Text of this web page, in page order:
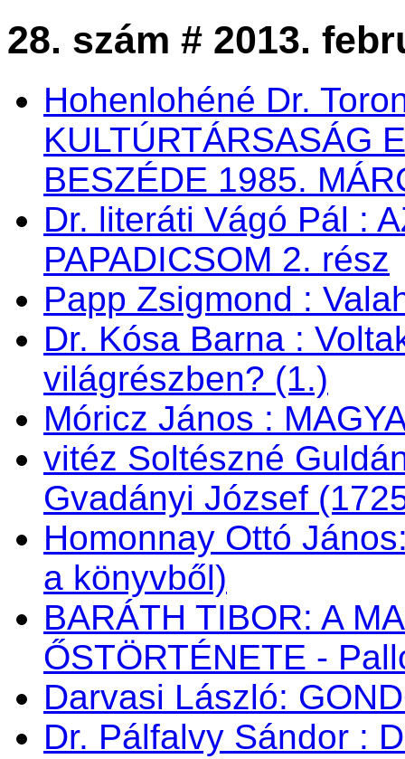
28. szám # 2013.
Hohenlohéné Dr.
KULTÚRTÁRSASÁG
BESZÉDE 1985.
Dr. literáti Vágó Pál :
PAPADICSOM 2. rész
Papp Zsigmond :
Dr. Kósa Barna :
világrészben? (1.)
Móricz János :
vitéz Soltészné
Gvadányi József
Homonnay Ottó
a könyvből)
BARÁTH TIBOR: A
ŐSTÖRTÉNETE -
Darvasi László:
Dr. Pálfalvy Sándor :